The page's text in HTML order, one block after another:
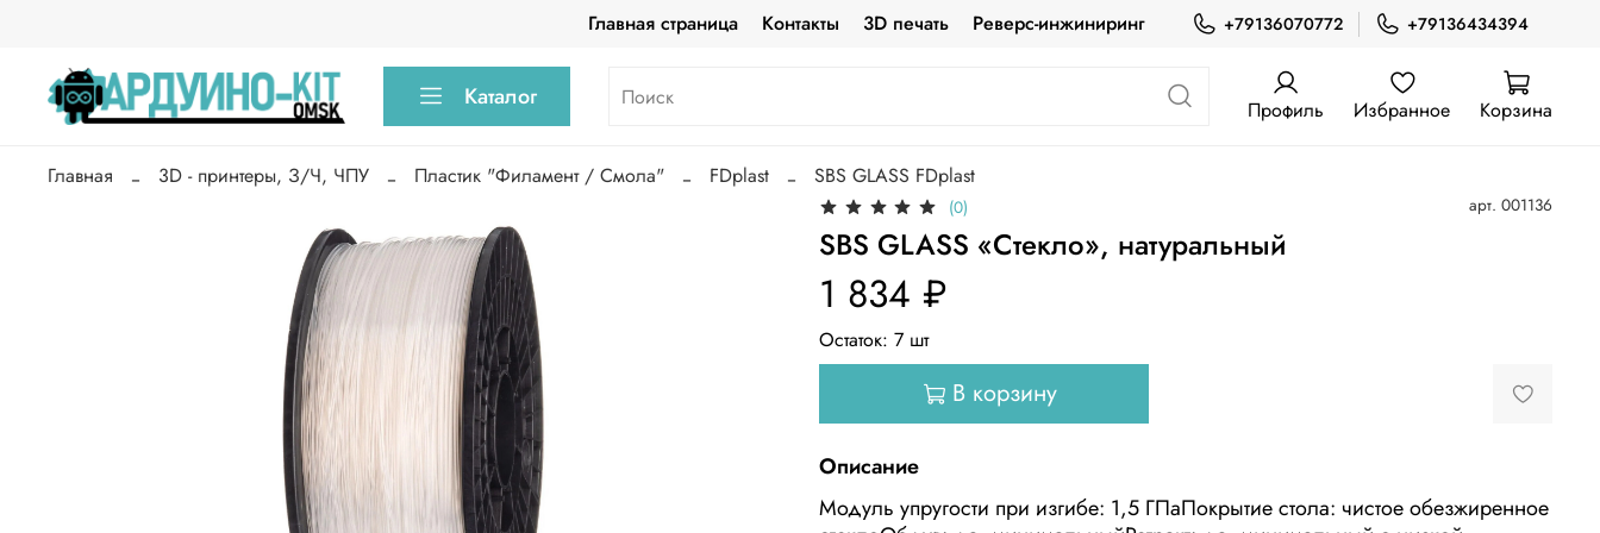
Главная страница Контакты 3D печать Реверс-инжиниринг +79136070772 +79136434394
Каталог Профиль Избранное Корзина
Главная 3D - принтеры, З/Ч, ЧПУ Пластик "Филамент / Смола" FDplast SBS GLASS FDplast
(0) арт. 001136
SBS GLASS «Стекло», натуральный
1 834 ₽
Остаток: 7 шт
В корзину
Описание
Модуль упругости при изгибе: 1,5 ГПаПокрытие стола: чистое обезжиренное